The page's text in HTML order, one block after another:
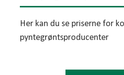
Her kan du se priserne for
pyntegrøntsproducenter